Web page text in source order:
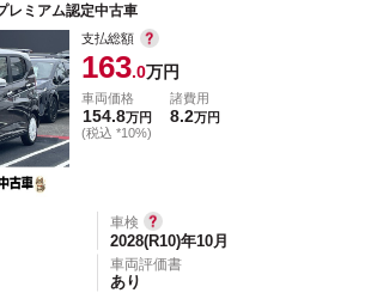
ミアム認定中古車
支払総額
163.0万円
車両価格
154.8万円
(税込 *10%)
諸費用
8.2万円
車検
2028(R10)年10月
車両評価書
あり